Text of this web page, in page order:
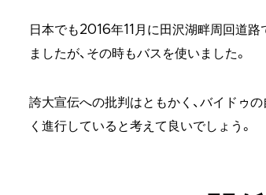
日本でも2016年11月に田沢湖畔周回道
ましたが、その時もバスを使いました。
誇大宣伝への批判はともかく、バイドゥ
く進行していると考えて良いでしょう。